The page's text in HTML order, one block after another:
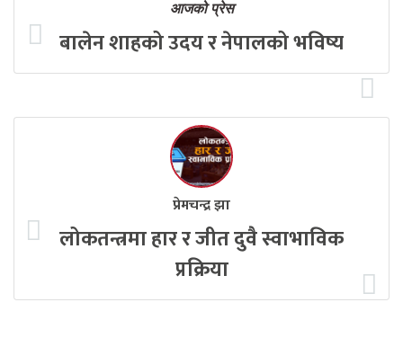
आजको प्रेस
बालेन शाहको उदय र नेपालको भविष्य
प्रेमचन्द्र झा
लोकतन्त्रमा हार र जीत दुवै स्वाभाविक
प्रक्रिया